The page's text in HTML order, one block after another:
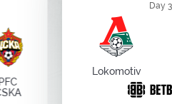
Day 3
Lokomotiv